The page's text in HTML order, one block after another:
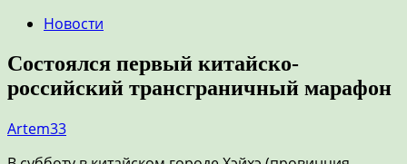
Новости
Состоялся первый китайско-
российский трансграничный марафон
Artem33